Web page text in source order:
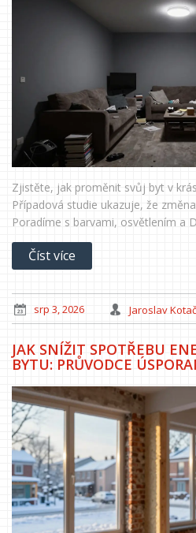
Zjistěte, jak proměnit svůj byt v
Případová studie ukazuje, že
Poradíme s barvami, osvětlením a
Číst více
srp 3, 2026 Jaroslav
JAK SNÍŽIT SPOTŘEBU
BYTU: PRŮVODCE